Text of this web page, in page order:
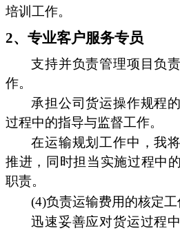
培训工作。
2、专业客户服务专员
支持并负责管理项目负
作。
承担公司货运操作规程
过程中的指导与监督工作。
在运输规划工作中，我
推进，同时担当实施过程中
职责。
(4)负责运输费用的核定工
迅速妥善应对货运过程